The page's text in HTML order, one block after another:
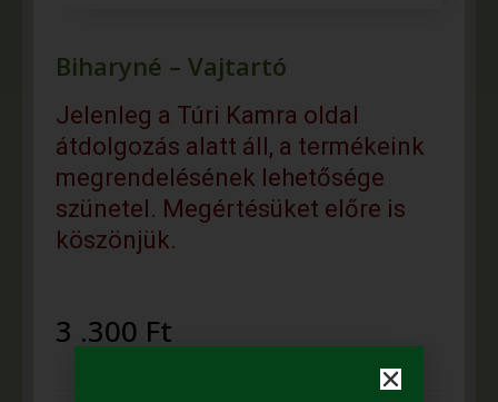
Biharyné – Vajtartó
Jelenleg a Túri Kamra oldal
átdolgozás alatt áll, a termékeink
megrendelésének lehetősége
szünetel. Megértésüket előre is
köszönjük.
3 .300 Ft